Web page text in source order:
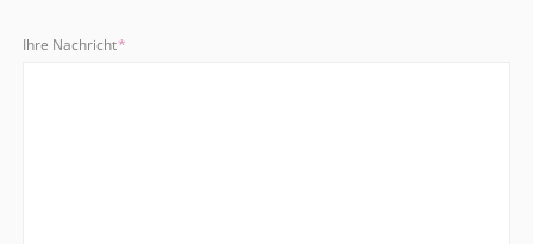
Pflichtfeld
Ihre Nachricht*